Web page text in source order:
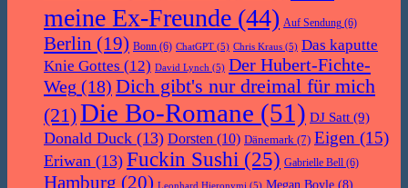
meine Ex-Freunde (44) Auf Sendung (6)
Berlin (19) Bonn (6) ChatGPT (5) Chris Kraus (5) Das kaputte
Knie Gottes (12) David Lynch (5) Der Hubert-Fichte-
Weg (18) Dich gibt's nur dreimal für mich
(21)Die Bo-Romane (51) DJ Satt (9)
Donald Duck (13) Dorsten (10) Dänemark (7) Eigen (15)
Eriwan (13) Fuckin Sushi (25) Gabrielle Bell (6)
Hamburg (20) Leonhard Hieronymi (5) Megan Boyle (8)